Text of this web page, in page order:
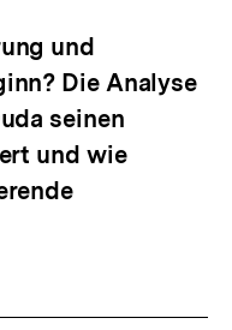
und
Die Analyse
seinen
und wie